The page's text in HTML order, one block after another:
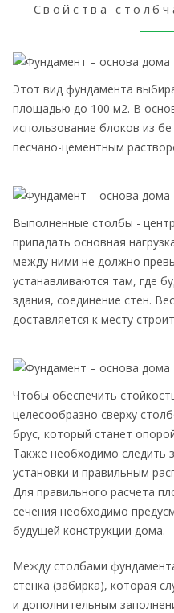
Свойства
Этот вид фундамента
площадью до 100 м2. В
использование блоков из
песчано-цементным
Выполненные столбы -
припадать основная
между ними не должно
устанавливаются там, где
здания, соединение стен.
доставляется к месту
Чтобы обеспечить
целесообразно сверху
брус, который станет
Также необходимо следить
установки и правильным
Для правильного расчета
сечения необходимо
будущей конструкции дома.
Между столбами
стенка (забирка), которая
и дополнительным